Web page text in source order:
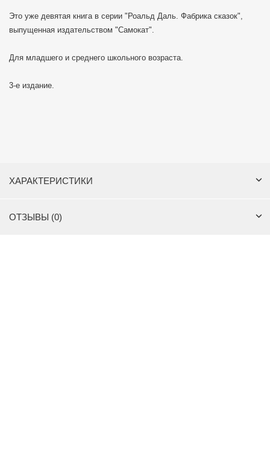
Это уже девятая книга в серии "Роальд Даль. Фабрика сказок",
выпущенная издательством "Самокат".
Для младшего и среднего школьного возраста.
3-е издание.
ХАРАКТЕРИСТИКИ
ОТЗЫВЫ (0)